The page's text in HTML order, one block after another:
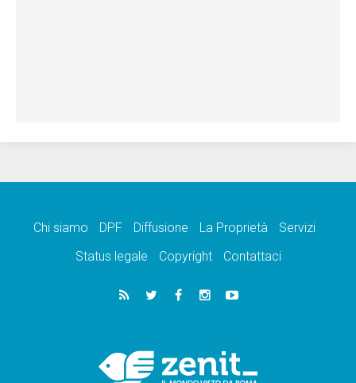
Chi siamo DPF Diffusione La Proprietà
Servizi
Status legale
Copyright Contattaci